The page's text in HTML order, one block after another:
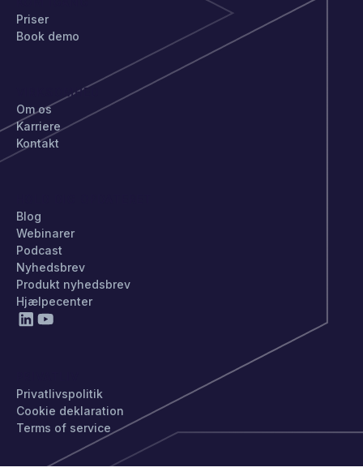
Priser
Book demo
VIRKSOMHED
Om os
Karriere
Kontakt
Blog
Webinarer
Podcast
Nyhedsbrev
Produkt nyhedsbrev
Hjælpecenter
Privatlivspolitik
Cookie deklaration
Terms of service